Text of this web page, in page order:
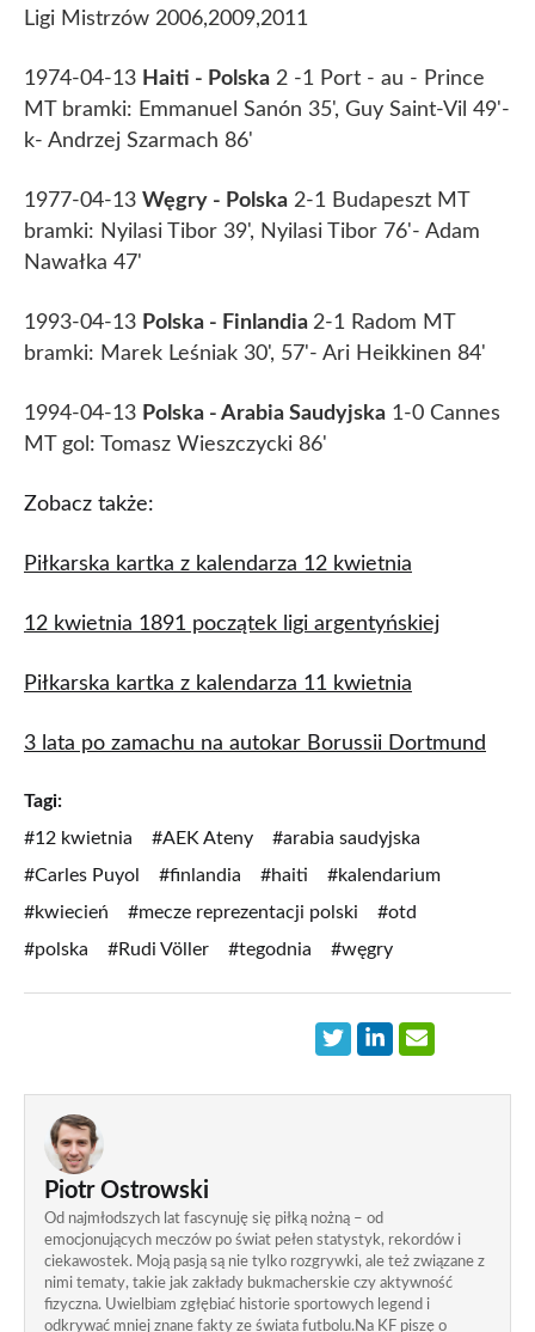
Ligi Mistrzów 2006,2009,2011
1974-04-13 Haiti - Polska 2 -1 Port - au - Prince
MT bramki: Emmanuel Sanón 35', Guy Saint-Vil 49'-
k- Andrzej Szarmach 86'
1977-04-13 Węgry - Polska 2-1 Budapeszt MT
bramki: Nyilasi Tibor 39', Nyilasi Tibor 76'- Adam
Nawałka 47'
1993-04-13 Polska - Finlandia 2-1 Radom MT
bramki: Marek Leśniak 30', 57'- Ari Heikkinen 84'
1994-04-13 Polska - Arabia Saudyjska 1-0 Cannes
MT gol: Tomasz Wieszczycki 86'
Zobacz także:
Piłkarska kartka z kalendarza 12 kwietnia
12 kwietnia 1891 początek ligi argentyńskiej
Piłkarska kartka z kalendarza 11 kwietnia
3 lata po zamachu na autokar Borussii Dortmund
Tagi:
#12 kwietnia
#AEK Ateny
#arabia saudyjska
#Carles Puyol
#finlandia #haiti
#kalendarium
#kwiecień
#mecze reprezentacji polski
#otd
#polska
#Rudi Völler #tegodnia #węgry
Piotr Ostrowski
Od najmłodszych lat fascynuję się piłką nożną – od
emocjonujących meczów po świat pełen statystyk, rekordów i
ciekawostek. Moją pasją są nie tylko rozgrywki, ale też związane z
nimi tematy, takie jak zakłady bukmacherskie czy aktywność
fizyczna. Uwielbiam zgłębiać historie sportowych legend i
odkrywać mniej znane fakty ze świata futbolu.Na KF piszę o